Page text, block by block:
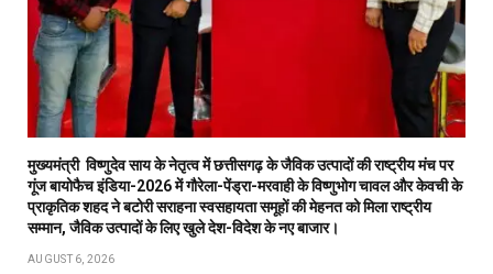
मुख्यमंत्री विष्णुदेव साय के नेतृत्व में छत्तीसगढ़ के जैविक उत्पादों की राष्ट्रीय मंच पर
गूंज बायोफैच इंडिया-2026 में गौरेला-पेंड्रा-मरवाही के विष्णुभोग चावल और केवची के
प्राकृतिक शहद ने बटोरी सराहना स्वसहायता समूहों की मेहनत को मिला राष्ट्रीय
सम्मान, जैविक उत्पादों के लिए खुले देश-विदेश के नए बाजार।
AUGUST 6, 2026